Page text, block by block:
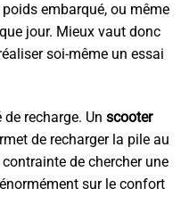
embarqué, ou même
jour. Mieux vaut donc
soi-même un essai
recharge. Un scooter
de recharger la pile au
de chercher une
sur le confort